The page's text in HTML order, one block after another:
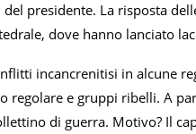
presidente. La risposta
dove hanno lanciato
incancrenitisi in alcune
regolare e gruppi ribelli. A
di guerra. Motivo? Il